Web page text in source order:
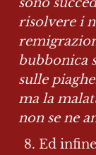
risolvere i
bubbonica
sulle
ma la
non se ne
Ed